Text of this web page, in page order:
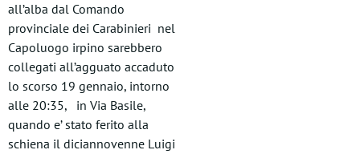
all’alba dal Comando
provinciale dei Carabinieri nel
Capoluogo irpino sarebbero
collegati all’agguato accaduto
lo scorso 19 gennaio, intorno
alle 20:35, in Via Basile,
quando e’ stato ferito alla
schiena il diciannovenne Luigi